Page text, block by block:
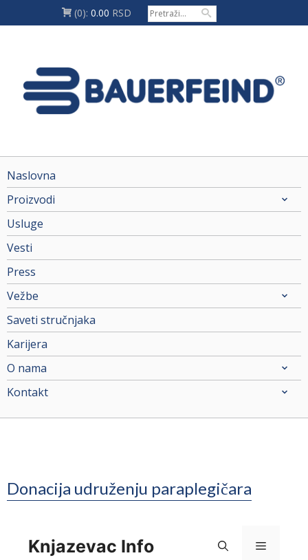
(0): 0.00 RSD
Naslovna
Proizvodi
Usluge
Vesti
Press
Vežbe
Saveti stručnjaka
Karijera
O nama
Kontakt
Donacija udruženju paraplegičara